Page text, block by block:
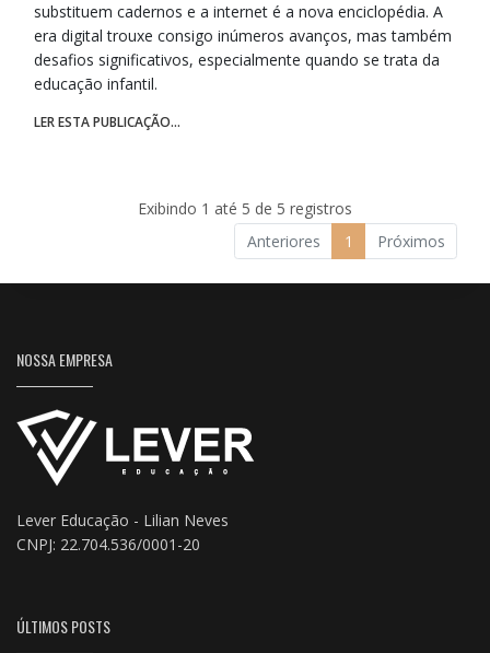
substituem cadernos e a internet é a nova enciclopédia. A
era digital trouxe consigo inúmeros avanços, mas também
desafios significativos, especialmente quando se trata da
educação infantil.
LER ESTA PUBLICAÇÃO...
Exibindo 1 até 5 de 5 registros
Anteriores
1 Próximos
NOSSA EMPRESA
Lever Educação - Lilian Neves
CNPJ: 22.704.536/0001-20
ÚLTIMOS POSTS